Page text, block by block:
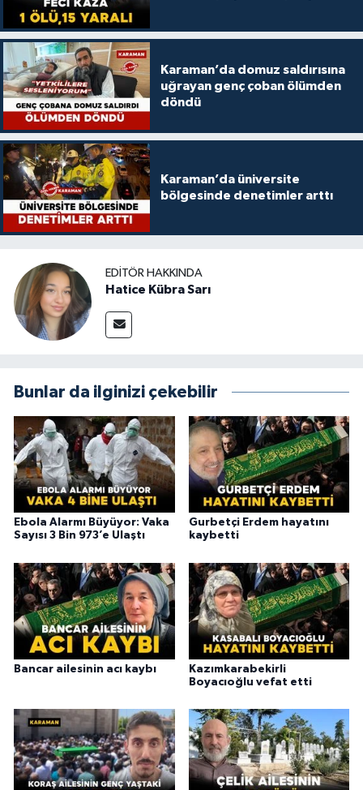
Karaman’da domuz saldırısına
uğrayan genç çoban ölümden
döndü
Karaman’da üniversite
bölgesinde denetimler arttı
EDITÖR HAKKINDA
Hatice Kübra Sarı
Bunlar da ilginizi çekebilir
Ebola Alarmı Büyüyor: Vaka
Sayısı 3 Bin 973’e Ulaştı
Gurbetçi Erdem hayatını
kaybetti
Bancar ailesinin acı kaybı
Kazımkarabekirli
Boyacıoğlu vefat etti